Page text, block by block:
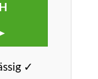
✓